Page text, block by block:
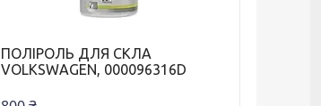
ПОЛІРОЛЬ ДЛЯ СКЛА
VOLKSWAGEN, 000096316D